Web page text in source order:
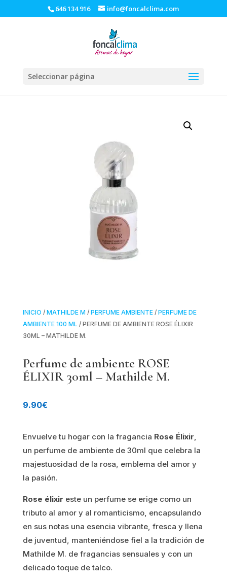
646 134 916 info@foncalclima.com
Seleccionar página
INICIO / MATHILDE M / PERFUME AMBIENTE/ PERFUME DE
AMBIENTE 100 ML / PERFUME DE AMBIENTE ROSE ÉLIXIR
30ML – MATHILDE M.
Perfume de ambiente ROSE
ÉLIXIR 30ml – Mathilde M.
9.90€
Envuelve tu hogar con la fragancia Rose Élixir,
un perfume de ambiente de 30ml que celebra la
majestuosidad de la rosa, emblema del amor y
la pasión.
Rose élixir este un perfume se erige como un
tributo al amor y al romanticismo, encapsulando
en sus notas una esencia vibrante, fresca y llena
de juventud, manteniéndose fiel a la tradición de
Mathilde M. de fragancias sensuales y con un
delicado toque de talco.